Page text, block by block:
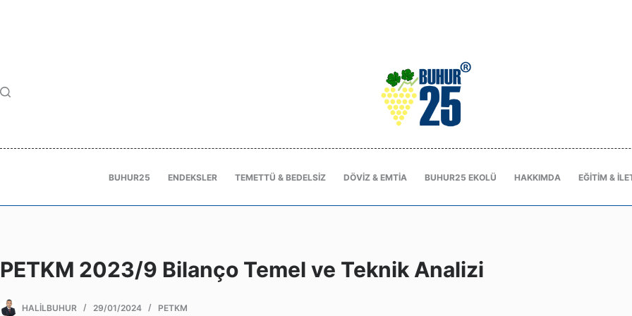
BUHUR25 ENDEKSLER TEMETTÜ & BEDELSIZ DÖVIZ & EMTIA BUHUR25 EKOLÜ HAKKIMDA EĞITIM &
PETKM 2023/9 Bilanço Temel ve Teknik Analizi
HALILBUHUR 29/01/2024 PETKM